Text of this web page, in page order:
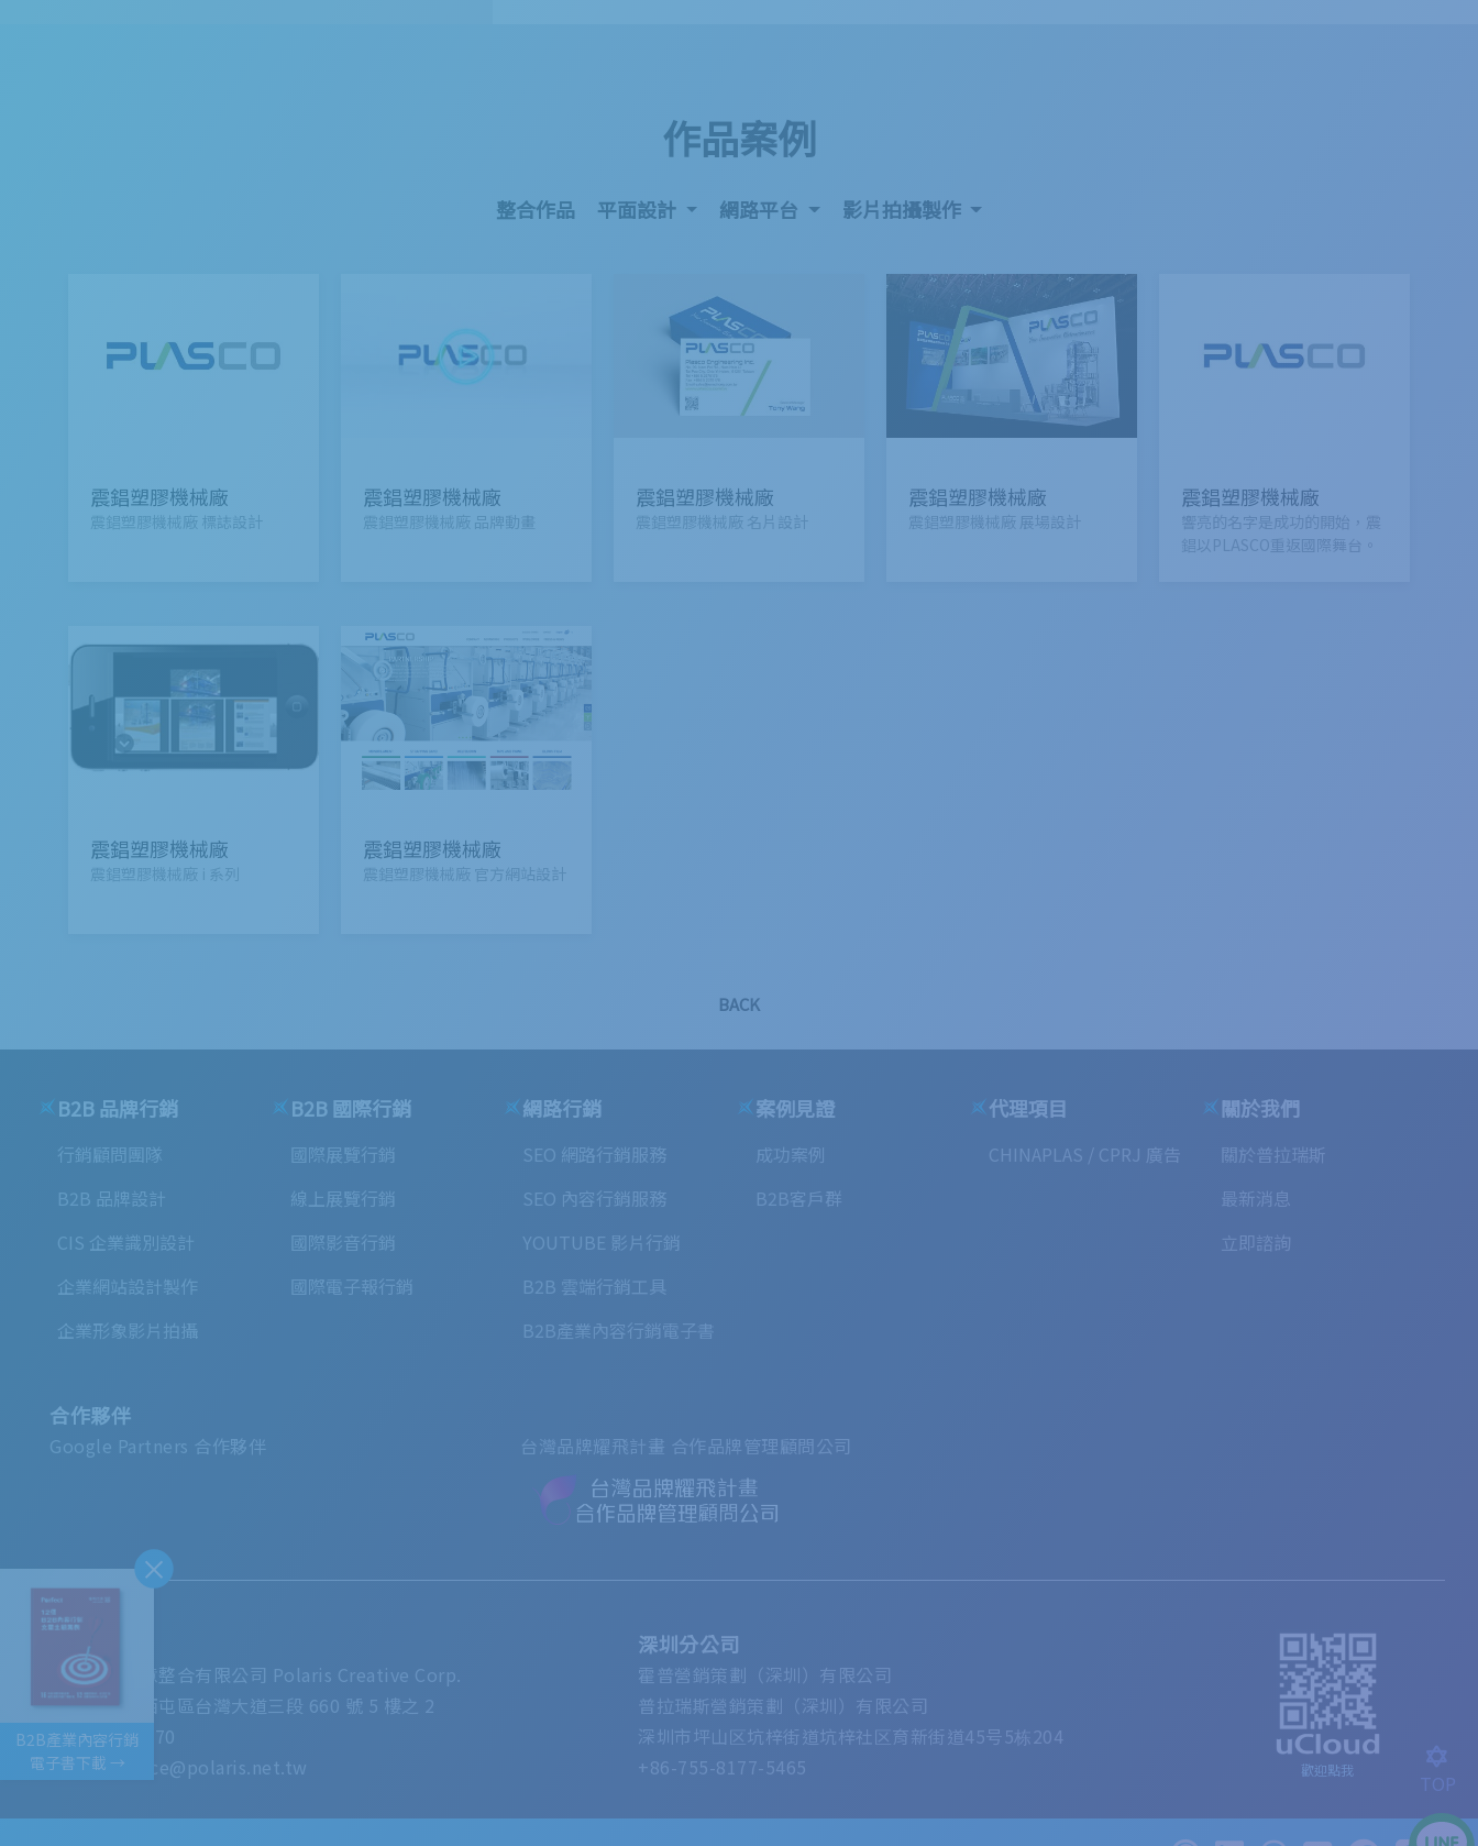
B2B產業內容行銷
電子書下載 →
作品案例
整合作品 平面設計 網路平台 影片拍攝製作
震錩塑膠機械廠
震錩塑膠機械廠 標誌設計
震錩塑膠機械廠
震錩塑膠機械廠 品牌動畫
震錩塑膠機械廠
震錩塑膠機械廠 名片設計
震錩塑膠機械廠
震錩塑膠機械廠 展場設計
震錩塑膠機械廠
響亮的名字是成功的開始，震
錩以PLASCO重返國際舞台。
震錩塑膠機械廠
震錩塑膠機械廠 i 系列
震錩塑膠機械廠
震錩塑膠機械廠 官方網站設計
BACK
B2B 品牌行銷
行銷顧問團隊
B2B 品牌設計
CIS 企業識別設計
企業網站設計製作
企業形象影片拍攝
B2B 國際行銷
國際展覽行銷
線上展覽行銷
國際影音行銷
國際電子報行銷
網路行銷
SEO 網路行銷服務
SEO 內容行銷服務
YOUTUBE 影片行銷
B2B 雲端行銷工具
B2B產業內容行銷電子書
案例見證
成功案例
B2B客戶群
代理項目
CHINAPLAS / CPRJ 廣告
關於我們
關於普拉瑞斯
最新消息
立即諮詢
合作夥伴
Google Partners 合作夥伴 台灣品牌耀飛計畫 合作品牌管理顧問公司
台灣總公司
普拉瑞斯創意整合有限公司 Polaris Creative Corp.
407 台中市西屯區台灣大道三段 660 號 5 樓之 2
(04)2451-7070
Email: service@polaris.net.tw
深圳分公司
霍普營銷策劃（深圳）有限公司
普拉瑞斯營銷策劃（深圳）有限公司
深圳市坪山区坑梓街道坑梓社区育新街道45号5栋204
+86-755-8177-5465
歡迎點我
TOP